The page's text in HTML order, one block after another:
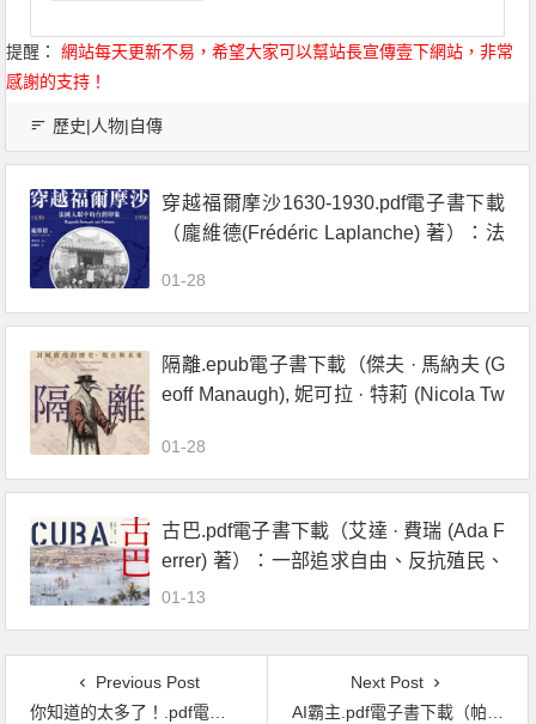
提醒：
網站每天更新不易，希望大家可以幫站長宣傳壹下網站，非常
感謝的支持！
歷史|人物|自傳
穿越福爾摩沙1630-1930.pdf電子書下載
（龐維德(Frédéric Laplanche) 著）：法
01-28
隔離.epub電子書下載（傑夫 · 馬納夫 (G
eoff Manaugh), 妮可拉 · 特莉 (Nicola Tw
來
01-28
古巴.pdf電子書下載（艾達 · 費瑞 (Ada F
errer) 著）：一部追求自由、反抗殖民、
與美國交織的史詩
01-13
Previous Post
你知道的太多了！.pdf電子書下載（郭琳 著）：人格心理學、行為心理學，只要你會呼吸，就能搞懂的日常心理學
Next Post
AI霸主.pdf電子書下載（帕米 · 奧森 (Parmy Olson) 著）：OpenAI、DeepMind 與科技巨頭顛覆世界的競賽